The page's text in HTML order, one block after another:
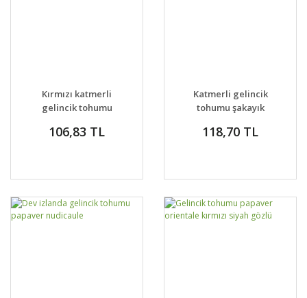
Kırmızı katmerli
gelincik tohumu
106,83 TL
Katmerli gelincik
tohumu şakayık
118,70 TL